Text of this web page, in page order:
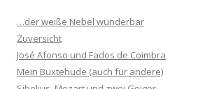
n
a
c
h
…der weiße Nebel wunderbar
Zuversicht
José Afonso und Fados de Coimbra
Mein Buxtehude (auch für andere)